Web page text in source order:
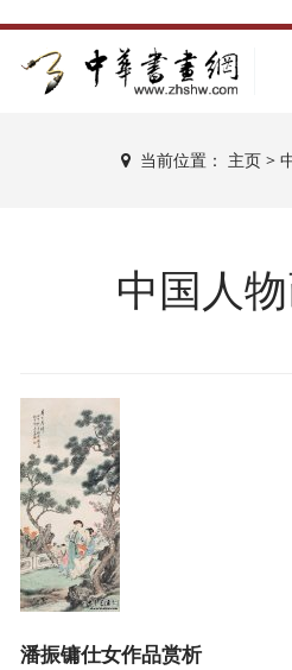
当前位置： 主页>
中国人
潘振镛仕女作品赏析